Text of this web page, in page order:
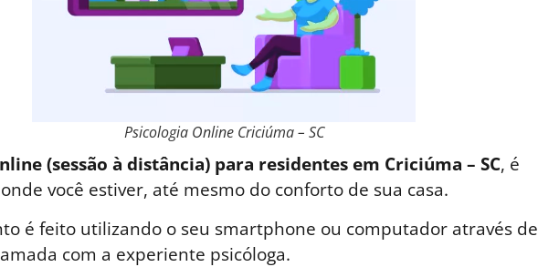
Psicologia Online Criciúma – SC
(sessão à distância) para residentes em Criciúma – SC, é
você estiver, até mesmo do conforto de sua casa.
é feito utilizando o seu smartphone ou computador através de
com a experiente psicóloga.